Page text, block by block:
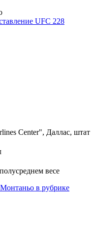
UFC 228
Center", Даллас, штат
весе
в рубрике